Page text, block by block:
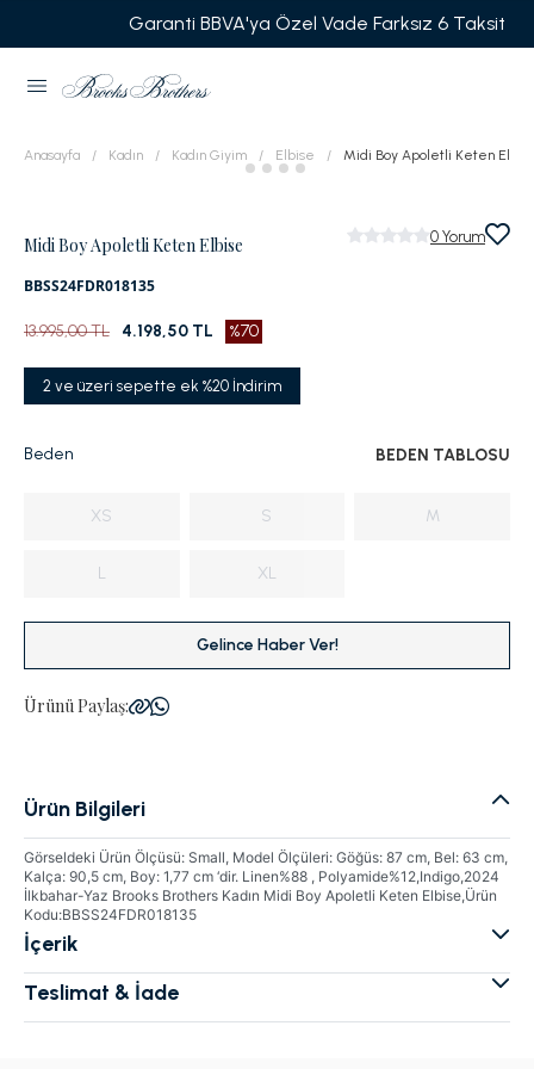
Garanti BBVA'ya Özel Vade Farksız 6 Taksit
Anasayfa Kadın Kadın Giyim Elbise Midi Boy Apoletli Keten
Midi Boy Apoletli Keten Elbise
BBSS24FDR018135
0 Yorum
13.995,00 TL 4.198,50 TL %70
2 ve üzeri sepette ek %20 İndirim
Beden BEDEN TABLOSU
XS S M
L XL
Gelince Haber Ver!
Ürünü Paylaş:
Ürün Bilgileri
Görseldeki Ürün Ölçüsü: Small, Model Ölçüleri: Göğüs: 87 cm, Bel: 63 cm,
Kalça: 90,5 cm, Boy: 1,77 cm ‘dir. Linen%88 , Polyamide%12,Indigo,2024
İlkbahar-Yaz Brooks Brothers Kadın Midi Boy Apoletli Keten Elbise,Ürün
Kodu:BBSS24FDR018135
İçerik
Teslimat & İade